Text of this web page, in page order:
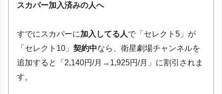
スカパー加入済みの人へ
すでにスカパーに加入してる人で「セレクト5」が
「セレクト10」 契約中なら、衛星劇場チャンネルを
追加すると「2,140円/月→1,925円/月」に割引されま
す。